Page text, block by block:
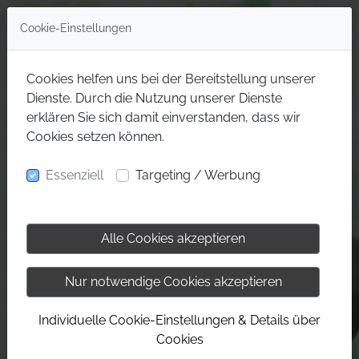
Cookie-Einstellungen
Cookies helfen uns bei der Bereitstellung unserer
Dienste. Durch die Nutzung unserer Dienste
erklären Sie sich damit einverstanden, dass wir
Cookies setzen können.
Essenziell Targeting / Werbung
Alle Cookies akzeptieren
Nur notwendige Cookies akzeptieren
Individuelle Cookie-Einstellungen & Details über
Cookies